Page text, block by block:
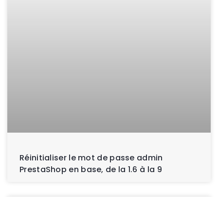
Réinitialiser le mot de passe admin
PrestaShop en base, de la 1.6 à la 9